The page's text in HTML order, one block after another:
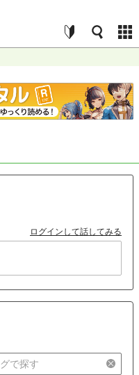
ログインして話してみる